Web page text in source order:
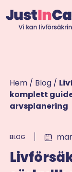
Hem / Blog /
komplett
arvsplanering
BLOG